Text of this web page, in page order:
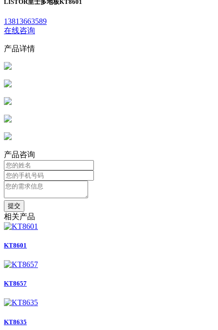
LISTOR里士多地板KT8601
13813663589
在线咨询
产品详情
产品咨询
提交
相关产品
KT8601
KT8657
KT8635